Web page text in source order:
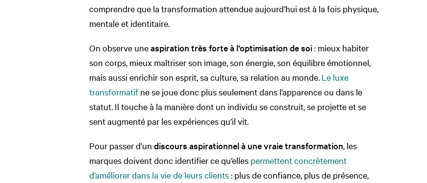
comprendre que la transformation attendue aujourd’hui est à la fois physique,
mentale et identitaire.
On observe uneaspiration très forte à l’optimisation de soi: mieux habiter
son corps, mieux maîtriser son image, son énergie, son équilibre émotionnel,
mais aussi enrichir son esprit, sa culture, sa relation au monde. Le luxe
transformatif ne se joue donc plus seulement dans l’apparence ou dans le
statut. Il touche à la manière dont un individu se construit, se projette et se
sent augmenté par les expériences qu’il vit.
Pour passer d’un discours aspirationnel à une vraie transformation , les
marques doivent donc identifier ce qu’elles permettent concrètement
d’améliorer dans la vie de leurs clients: plus de confiance, plus de présence,